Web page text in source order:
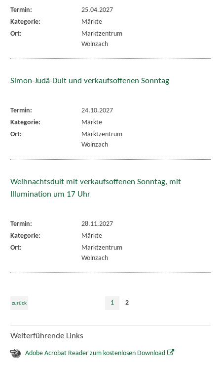
Termin:
25.04.2027
Kategorie:
Märkte
Ort:
Marktzentrum
Wolnzach
Simon-Judä-Dult und verkaufsoffenen Sonntag
Termin:
24.10.2027
Kategorie:
Märkte
Ort:
Marktzentrum
Wolnzach
Weihnachtsdult mit verkaufsoffenen Sonntag, mit
Illumination um 17 Uhr
Termin:
28.11.2027
Kategorie:
Märkte
Ort:
Marktzentrum
Wolnzach
zurück 1 2
Weiterführende Links
Adobe Acrobat Reader zum kostenlosen Download